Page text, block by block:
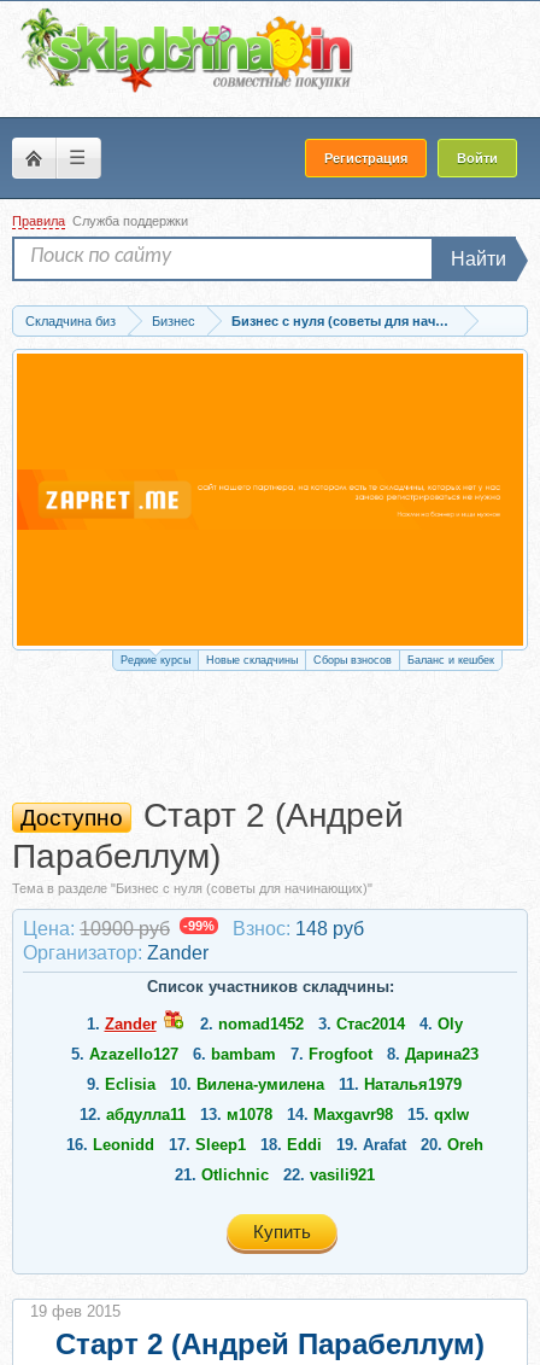
☰ Регистрация Войти
Правила Служба поддержки
Найти
Складчина биз Бизнес
Бизнес с нуля (советы для начинающих)
Скачать Старт 2 (Андрей Парабеллум)
Редкие курсы Новые складчины Сборы взносов Баланс и кешбек
Доступно
Старт 2 (Андрей
Парабеллум)
Тема в разделе "Бизнес с нуля (советы для начинающих)"
Цена: 10900 руб -99% Взнос: 148 руб
Организатор: Zander
Список участников складчины:
1. Zander 2. nomad1452 3. Стас2014 4. Oly
5. Azazello127 6. bambam 7. Frogfoot 8. Дарина23
9. Eclisia 10. Вилена-умилена 11. Наталья1979
12. абдулла11 13. м1078 14. Maxgavr98 15. qxlw
16. Leonidd 17. Sleep1 18. Eddi 19. Arafat 20. Oreh
21. Otlichnic 22. vasili921
Купить
Старт 2 (Андрей Парабеллум)
19 фев 2015